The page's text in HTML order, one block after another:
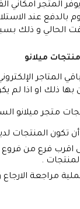
المتجر امكاني
بالدفع عند
الحالي و ذلك
ميلانو
المتاجر
ذلك او اذا لم
متجر ميلانو
أن تكون المنتجات
اقرب فرع من فروع
.
مراجعة